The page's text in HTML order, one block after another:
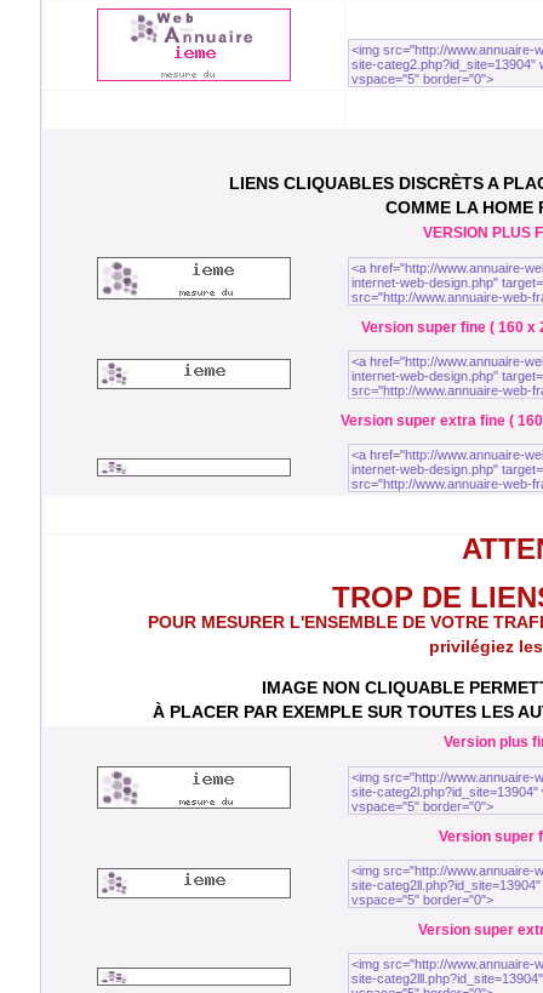
LIENS CLIQUABLES DISCRÈTS A
COMME LA HOME
VERSION PLUS
Version super fine ( 160 x
Version super extra fine (
TROP DE
POUR MESURER L'ENSEMBLE DE VOTRE
privilégiez
IMAGE NON CLIQUABLE
À PLACER PAR EXEMPLE SUR TOUTES LES
Version plus
Version super
Version super